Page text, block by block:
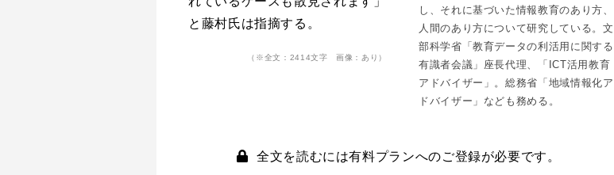
し、それに基づいた情報教育のあり方、
人間のあり方について研究している。文
部科学省「教育データの利活用に関する
有識者会議」座長代理、「ICT活用教育
アドバイザー」。総務省「地域情報化ア
ドバイザー」なども務める。
と藤村氏は指摘する。
（※全文：2414文字 画像：あり）
全文を読むには有料プランへのご登録が必要です。